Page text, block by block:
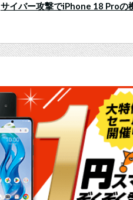
サイバー攻撃でiPhone 18 Proの